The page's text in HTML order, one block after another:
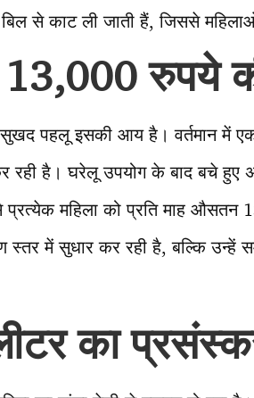
से काट ली जाती हैं, जिससे
13,000 रुपये
पहलू इसकी आय है। वर्तमान में एक
रही है। घरेलू उपयोग के बाद बचे हुए
महिला को प्रति माह औसतन
स्तर में सुधार कर रही है, बल्कि उन्हें
का